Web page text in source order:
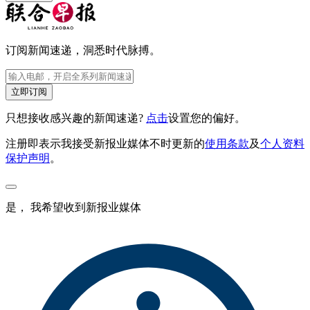
订阅新闻速递，洞悉时代脉搏。
立即订阅
只想接收感兴趣的新闻速递? 点击设置您的偏好。
注册即表示我接受新报业媒体不时更新的使用条款及个人资料
保护声明 。
是， 我希望收到新报业媒体